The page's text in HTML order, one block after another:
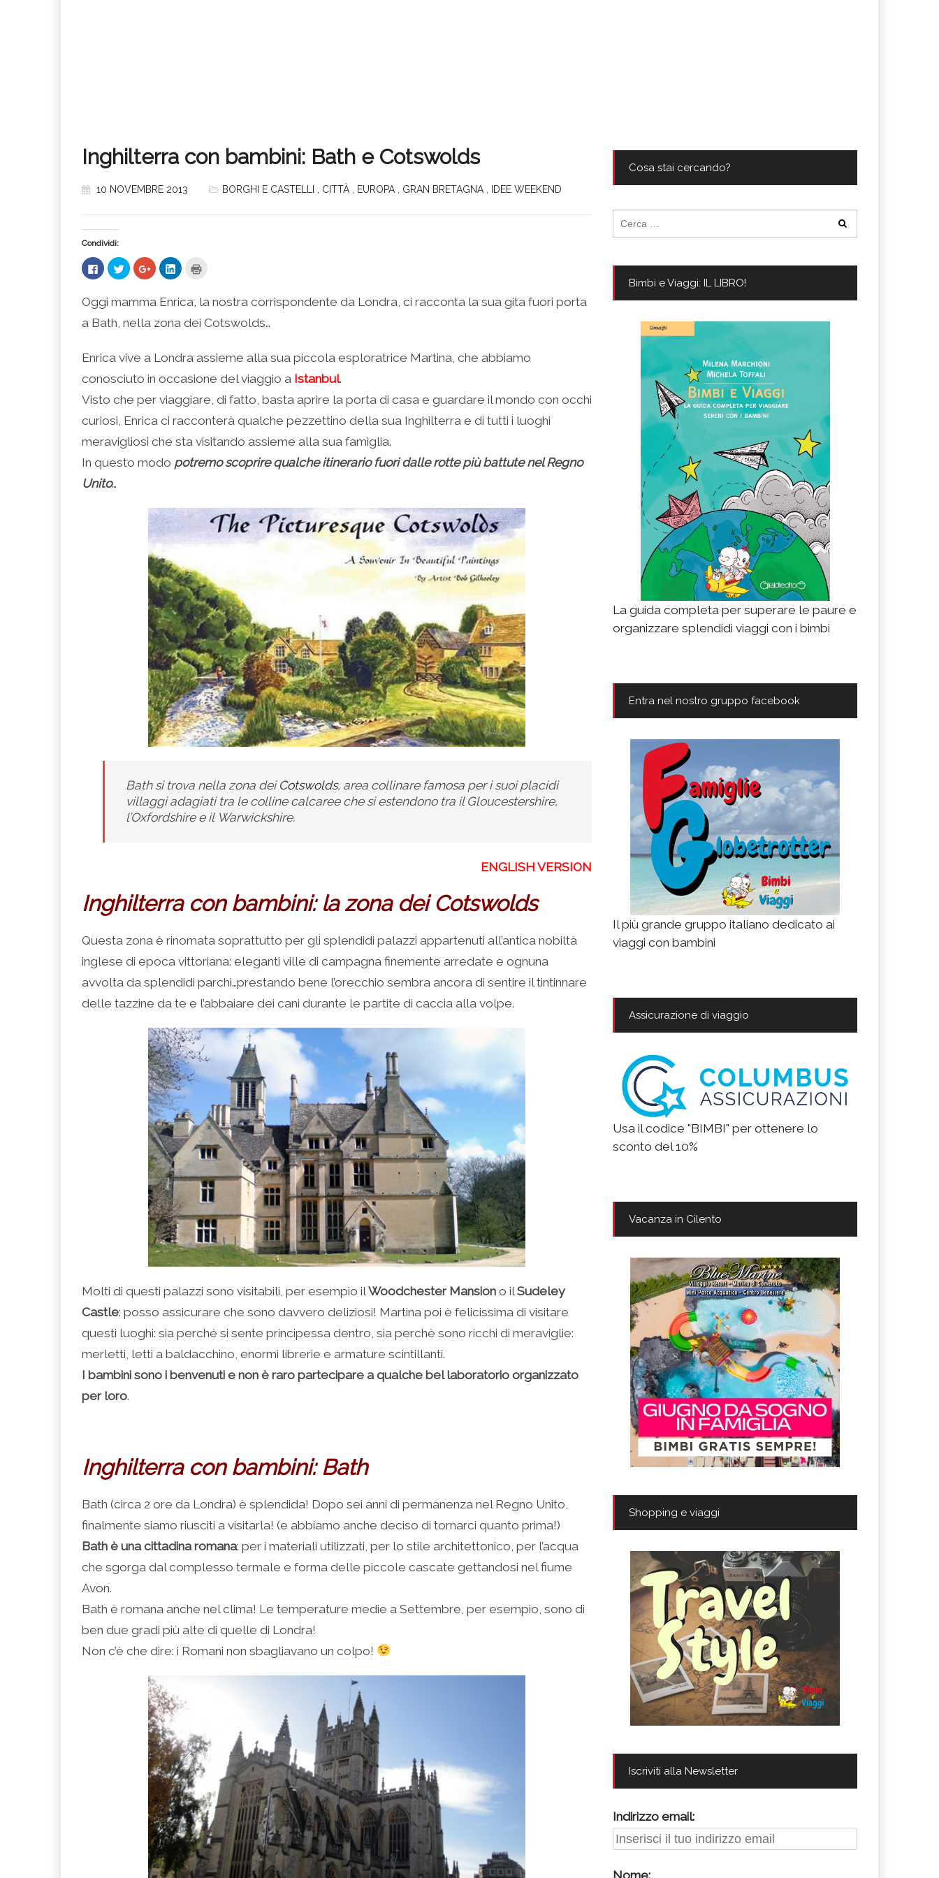
Inghilterra con bambini: Bath e Cotswolds
10 NOVEMBRE 2013 BORGHI E CASTELLI CITTÀ EUROPA GRAN BRETAGNA IDEE WEEKEND
Condividi:
Fai
clic
su
Facebook
(Si
apre
finestra)
Fai
clic
condividere
su
Twitter
(Si
nuova
Fai
clic
condividere
su
(Si
nuova
Fai
clic
condividere
su
LinkedIn
(Si
nuova
stampare
(Si
apre
in
Oggi mamma Enrica, la nostra corrispondente da Londra, ci racconta la sua gita fuori porta
a Bath, nella zona dei Cotswolds…
Enrica vive a Londra assieme alla sua piccola esploratrice Martina, che abbiamo
conosciuto in occasione del viaggio a Istanbul.
Visto che per viaggiare, di fatto, basta aprire la porta di casa e guardare il mondo con occhi
curiosi, Enrica ci racconterà qualche pezzettino della sua Inghilterra e di tutti i luoghi
meravigliosi che sta visitando assieme alla sua famiglia.
In questo modo potremo scoprire qualche itinerario fuori dalle rotte più battute nel Regno
Unito…
Bath si trova nella zona dei Cotswolds, area collinare famosa per i suoi placidi
villaggi adagiati tra le colline calcaree che si estendono tra il Gloucestershire,
l’Oxfordshire e il Warwickshire.
ENGLISH VERSION
Inghilterra con bambini: la zona dei Cotswolds
Questa zona è rinomata soprattutto per gli splendidi palazzi appartenuti all’antica nobiltà
inglese di epoca vittoriana: eleganti ville di campagna finemente arredate e ognuna
avvolta da splendidi parchi…prestando bene l’orecchio sembra ancora di sentire il tintinnare
delle tazzine da te e l’abbaiare dei cani durante le partite di caccia alla volpe.
Molti di questi palazzi sono visitabili, per esempio il Woodchester Mansion o il Sudeley
Castle: posso assicurare che sono davvero deliziosi! Martina poi è felicissima di visitare
questi luoghi: sia perché si sente principessa dentro, sia perchè sono ricchi di meraviglie:
merletti, letti a baldacchino, enormi librerie e armature scintillanti.
I bambini sono i benvenuti e non è raro partecipare a qualche bel laboratorio organizzato
per loro.
Inghilterra con bambini: Bath
Bath (circa 2 ore da Londra) è splendida! Dopo sei anni di permanenza nel Regno Unito,
finalmente siamo riusciti a visitarla! (e abbiamo anche deciso di tornarci quanto prima!)
Bath è una cittadina romana: per i materiali utilizzati, per lo stile architettonico, per l’acqua
che sgorga dal complesso termale e forma delle piccole cascate gettandosi nel fiume
Avon.
Bath è romana anche nel clima! Le temperature medie a Settembre, per esempio, sono di
ben due gradi più alte di quelle di Londra!
Non c’è che dire: i Romani non sbagliavano un colpo!
Cosa stai cercando?
per:
Bimbi e Viaggi: IL LIBRO!
La guida completa per superare le paure e
organizzare splendidi viaggi con i bimbi
Entra nel nostro gruppo facebook
Il più grande gruppo italiano dedicato ai
viaggi con bambini
Assicurazione di viaggio
Usa il codice "BIMBI" per ottenere lo
sconto del 10%
Vacanza in Cilento
Shopping e viaggi
Iscriviti alla Newsletter
Indirizzo email: